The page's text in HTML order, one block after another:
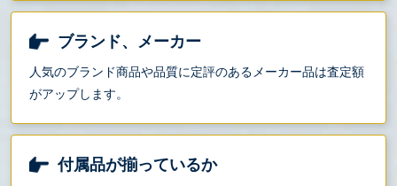
ブランド、メーカー
人気のブランド商品や品質に定評のあるメーカー品は査定額
がアップします。
付属品が揃っているか